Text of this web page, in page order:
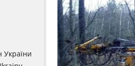
України